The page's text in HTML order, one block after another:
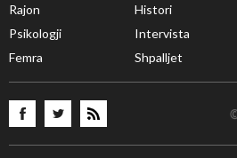
Rajon
Histori
Psikologji
Intervista
Femra
Shpalljet